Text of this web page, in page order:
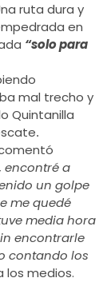
ruta dura y
en
“solo para
mal trecho y
Quintanilla
.
encontré a
un golpe
me quedé
media hora
encontrarle
contando los
los medios.